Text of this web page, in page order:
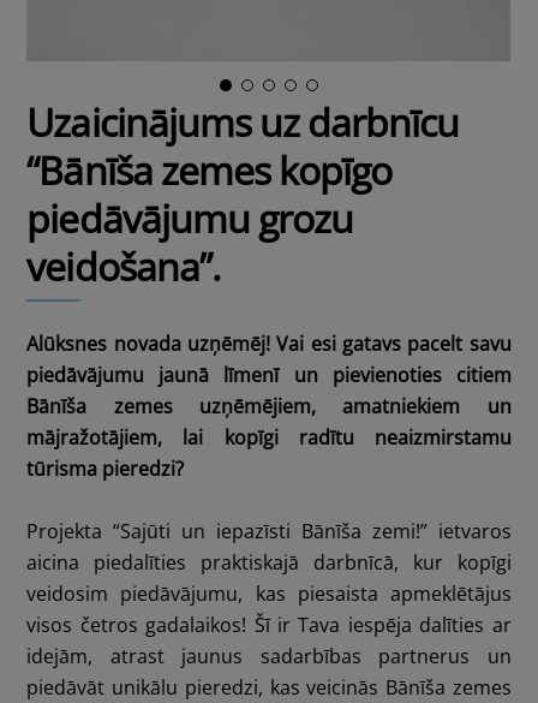
Uzaicinājums uz darbnīcu
“Bānīša zemes kopīgo
piedāvājumu grozu
veidošana”.
Alūksnes novada uzņēmēj! Vai esi gatavs pacelt savu
piedāvājumu jaunā līmenī un pievienoties citiem
Bānīša zemes uzņēmējiem, amatniekiem un
mājražotājiem, lai kopīgi radītu neaizmirstamu
tūrisma pieredzi?
Projekta “Sajūti un iepazīsti Bānīša zemi!” ietvaros
aicina piedalīties praktiskajā darbnīcā, kur kopīgi
veidosim piedāvājumu, kas piesaista apmeklētājus
visos četros gadalaikos! Šī ir Tava iespēja dalīties ar
idejām, atrast jaunus sadarbības partnerus un
piedāvāt unikālu pieredzi, kas veicinās Bānīša zemes